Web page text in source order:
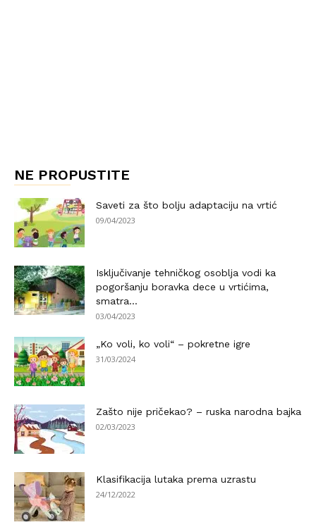
NE PROPUSTITE
Saveti za što bolju adaptaciju na vrtić
09/04/2023
Isključivanje tehničkog osoblja vodi ka
pogoršanju boravka dece u vrtićima,
smatra...
03/04/2023
„Ko voli, ko voli“ – pokretne igre
31/03/2024
Zašto nije pričekao? – ruska narodna bajka
02/03/2023
Klasifikacija lutaka prema uzrastu
24/12/2022